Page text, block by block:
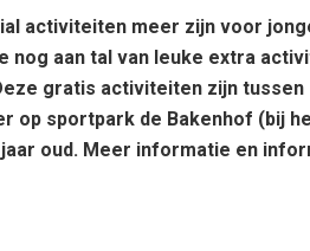
activiteiten meer zijn voor
nog aan tal van leuke extra
gratis activiteiten zijn tussen
op sportpark de Bakenhof (bij
oud. Meer informatie en